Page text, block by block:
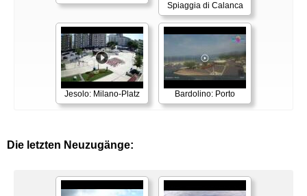
Spiaggia di Calanca
Jesolo: Milano-Platz Bardolino: Porto
Die letzten Neuzugänge: